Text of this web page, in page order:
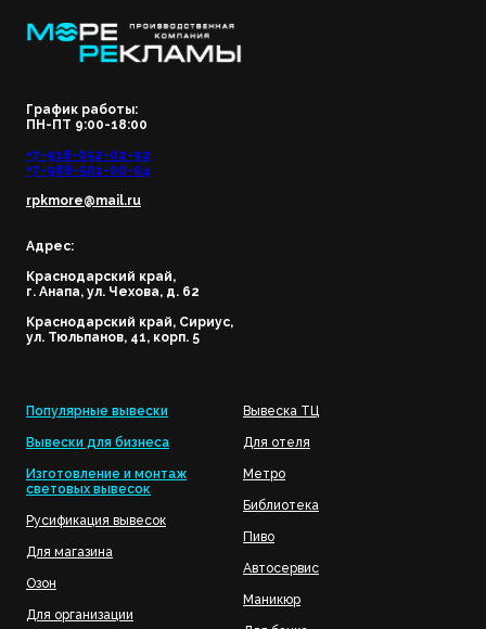
График работы:
ПН-ПТ 9:00-18:00
+7-918-052-02-92
+7-988-501-00-04
rpkmore@mail.ru
Адрес:
Краснодарский край,
г. Анапа, ул. Чехова, д. 62
Краснодарский край, Сириус,
ул. Тюльпанов, 41, корп. 5
Популярные вывески
Вывески для бизнеса
Изготовление и монтаж
световых вывесок
Русификация вывесок
Для магазина
Озон
Для организации
Вывеска ТЦ
Для отеля
Метро
Библиотека
Пиво
Автосервис
Маникюр